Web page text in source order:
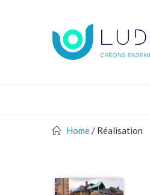
Home/ Réalisation